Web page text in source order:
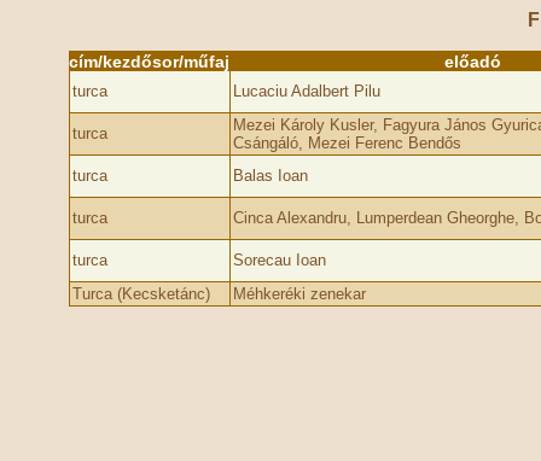
cím/kezdősor/műfaj előadó
turca Lucaciu Adalbert Pilu
turca
Mezei Károly Kusler, Fagyura János
Csángáló, Mezei Ferenc Bendős
turca
Balas Ioan
turca Cinca Alexandru, Lumperdean Gheorghe,
turca
Sorecau Ioan
Turca (Kecsketánc)
Méhkeréki zenekar